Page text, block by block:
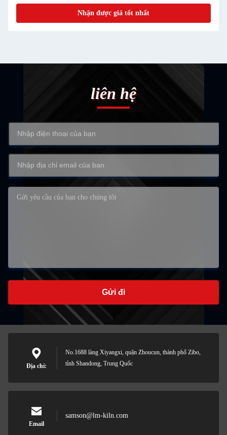
Nhận được giá tốt nhất
liên hệ
Gửi đi
Địa chỉ:
No.1688 làng Xiyangxi, quận Zhoucun, thành phố Zibo,
tỉnh Shandong, Trung Quốc
Email
samson@lm-kiln.com